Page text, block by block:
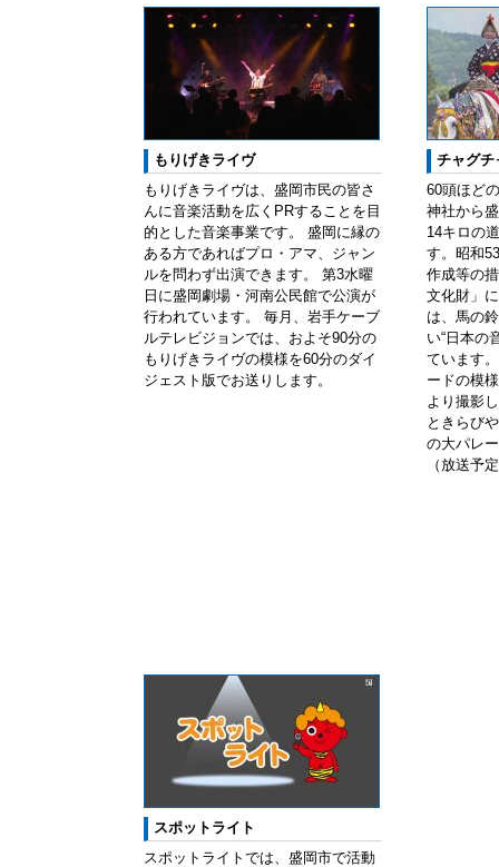
もりげきライヴ
もりげきライヴは、盛岡市民の皆さ
んに音楽活動を広くPRすることを目
的とした音楽事業です。 盛岡に縁の
ある方であればプロ・アマ、ジャン
ルを問わず出演できます。 第3水曜
日に盛岡劇場・河南公民館で公演が
行われています。 毎月、岩手ケーブ
ルテレビジョンでは、およそ90分の
もりげきライヴの模様を60分のダイ
ジェスト版でお送りします。
チャグチ
60頭ほど
神社から
14キロの
す。昭和
作成等の
文化財」
は、馬の
い“日本の
ています
ードの模
より撮影
ときらび
の大パレ
（放送予
スポットライト
スポットライトでは、盛岡市で活動